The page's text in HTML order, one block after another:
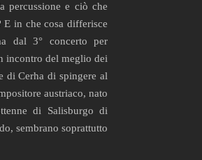
percussione e ciò che
in che cosa differisce
dal 3° concerto per
incontro del meglio dei
di Cerha di spingere al
austriaco, nato
di Salisburgo di
sembrano soprattutto